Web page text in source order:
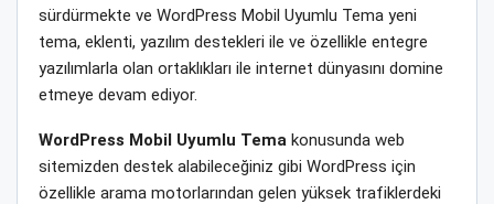
sürdürmekte ve WordPress Mobil Uyumlu Tema yeni
tema, eklenti, yazılım destekleri ile ve özellikle entegre
yazılımlarla olan ortaklıkları ile internet dünyasını domine
etmeye devam ediyor.
WordPress Mobil Uyumlu Tema konusunda web
sitemizden destek alabileceğiniz gibi WordPress için
özellikle arama motorlarından gelen yüksek trafiklerdeki